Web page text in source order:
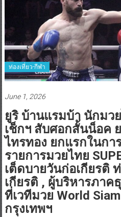
ท่องเที่ยว-กีฬา
June 1, 2026
ยูริ บ้านแรมบ้า นักมว
เช็กฯ สับศอกสั้นน็อค
ไทรทอง ยกแรกในกา
รายการมวยไทย
เต็ดบายวันก่อเกียรติ
เกียรติ , ผู้บริหารภา
ที่เวทีมวย World
กรุงเทพฯ